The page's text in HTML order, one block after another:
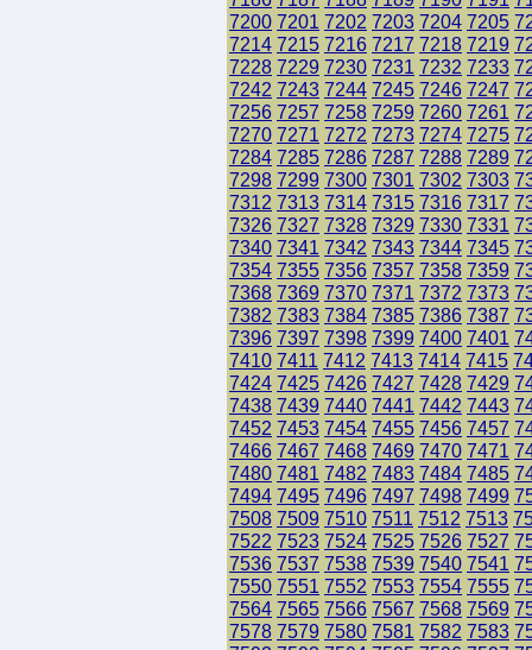
7200 7201 7202 7203 7204 7205
7214 7215 7216 7217 7218 7219
7228 7229 7230 7231 7232 7233
7242 7243 7244 7245 7246 7247
7256 7257 7258 7259 7260 7261
7270 7271 7272 7273 7274 7275
7284 7285 7286 7287 7288 7289
7298 7299 7300 7301 7302 7303
7312 7313 7314 7315 7316 7317
7326 7327 7328 7329 7330 7331
7340 7341 7342 7343 7344 7345
7354 7355 7356 7357 7358 7359
7368 7369 7370 7371 7372 7373
7382 7383 7384 7385 7386 7387
7396 7397 7398 7399 7400 7401
7410 7411 7412 7413 7414 7415
7424 7425 7426 7427 7428 7429
7438 7439 7440 7441 7442 7443
7452 7453 7454 7455 7456 7457
7466 7467 7468 7469 7470 7471
7480 7481 7482 7483 7484 7485
7494 7495 7496 7497 7498 7499
7508 7509 7510 7511 7512 7513
7522 7523 7524 7525 7526 7527
7536 7537 7538 7539 7540 7541
7550 7551 7552 7553 7554 7555
7564 7565 7566 7567 7568 7569
7578 7579 7580 7581 7582 7583